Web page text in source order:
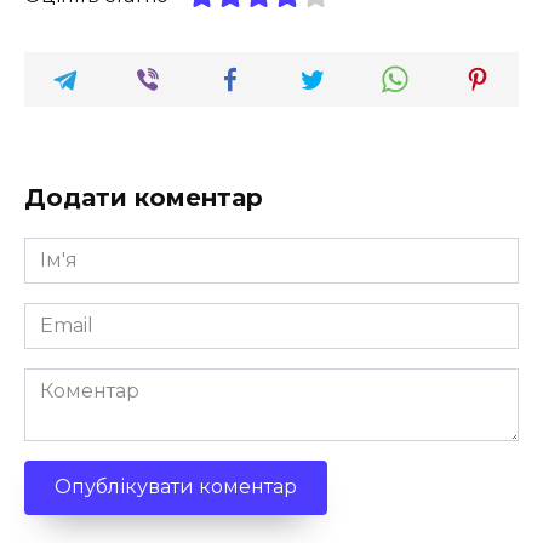
Додати коментар
Ім'я
*
Email
*
Коментар